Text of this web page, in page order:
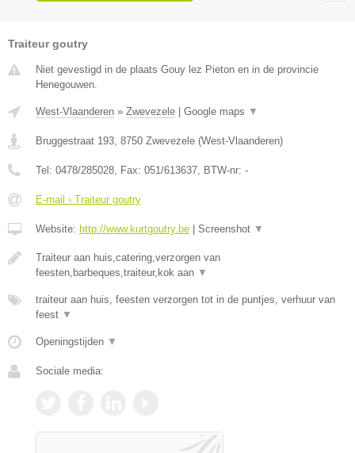
Traiteur goutry
Niet gevestigd in de plaats Gouy lez Pieton en in de provincie
Henegouwen.
West-Vlaanderen » Zwevezele Google maps ▼
Bruggestraat 193, 8750 Zwevezele (West-Vlaanderen)
Tel: 0478/285028, Fax: 051/613637, BTW-nr: -
E-mail › Traiteur goutry
Website: http://www.kurtgoutry.be Screenshot ▼
Traiteur aan huis,catering,verzorgen van
feesten,barbeques,traiteur,kok aan ▼
traiteur aan huis, feesten verzorgen tot in de puntjes, verhuur van
feest ▼
Openingstijden ▼
Sociale media: